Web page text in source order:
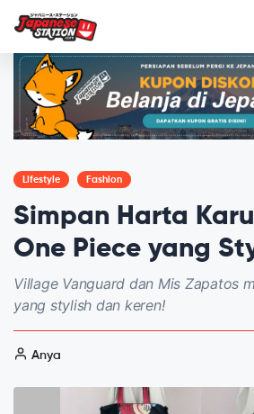
Lifestyle Fashion
Simpan Harta
One Piece yang
Village Vanguard dan Mis Zapatos
yang stylish dan keren!
Anya